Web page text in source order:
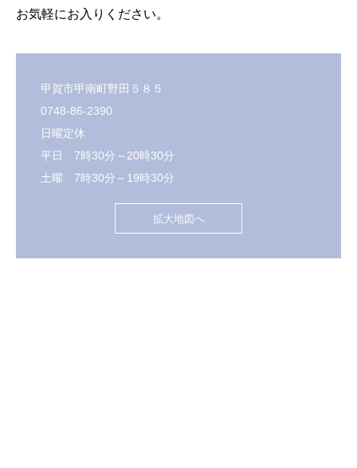
お気軽にお入りください。
甲賀市甲南町野田５８５
0748-86-2390
日曜定休
平日 7時30分～20時30分
土曜 7時30分～19時30分
拡大地図へ